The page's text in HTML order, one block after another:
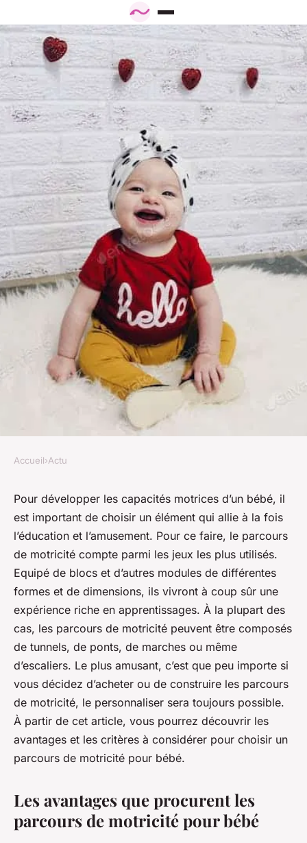
Parcours de motricité pour
bébé : avantages et critères de
choix !
geoffroi •2 novembre 2023•3 min de lecture
Accueil›Actu
Pour développer les capacités motrices d’un bébé, il
est important de choisir un élément qui allie à la fois
l’éducation et l’amusement. Pour ce faire, le parcours
de motricité compte parmi les jeux les plus utilisés.
Equipé de blocs et d’autres modules de différentes
formes et de dimensions, ils vivront à coup sûr une
expérience riche en apprentissages. À la plupart des
cas, les parcours de motricité peuvent être composés
de tunnels, de ponts, de marches ou même
d’escaliers. Le plus amusant, c’est que peu importe si
vous décidez d’acheter ou de construire les parcours
de motricité, le personnaliser sera toujours possible.
À partir de cet article, vous pourrez découvrir les
avantages et les critères à considérer pour choisir un
parcours de motricité pour bébé.
Les avantages que procurent les
parcours de motricité pour bébé